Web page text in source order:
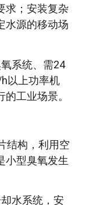
求；安装复杂
水源的移动场
系统、需24
以上功率机
工业场景。
结构，利用空
小型臭氧发生
水系统，安